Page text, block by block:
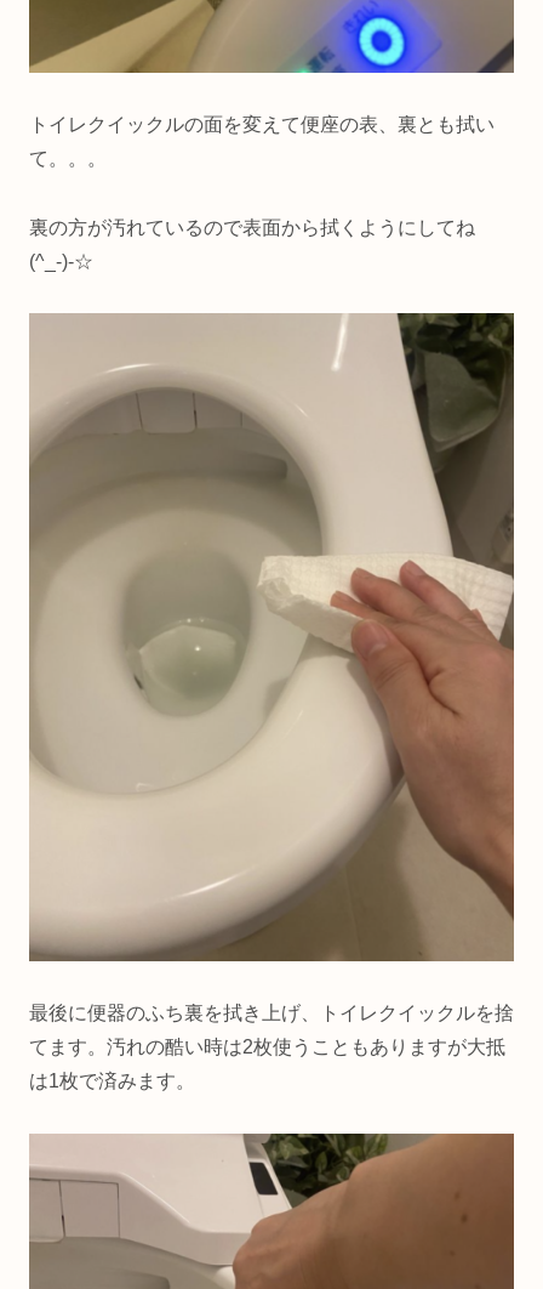
トイレクイックルの面を変えて便座の表、裏とも拭い
て。。。
裏の方が汚れているので表面から拭くようにしてね
(^_-)-☆
最後に便器のふち裏を拭き上げ、トイレクイックルを捨
てます。汚れの酷い時は2枚使うこともありますが大抵
は1枚で済みます。